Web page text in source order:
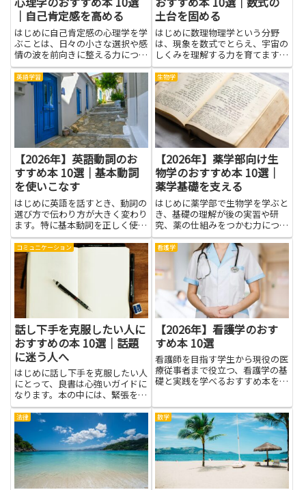
｜自己肯定感を高める
はじめに自己肯定感の心理学を学
ぶことは、日々の小さな選択や感
情の波を前向きに整える力につな
がります。自分の価値をどう感じ
るかという視点を理解すると、他
人と比較して揺れ動く心を落ち着
かせやすくなり、困難な場面でも
自分の軸を見失いにくくなりま
土台を固める
はじめに数理物理学という分野
は、現象を数式でとらえ、宇宙の
しくみを理解する力を育てます。
この記事では、数理物理学の考え
方を学ぶのに役立つ本を紹介しま
す。まず身につけたいのは、現象
を分解して基本的な法則を組み立
てる力です。数式の土台を固める
こ...
英語学習
【2026年】英語動詞のお
すすめ本 10選｜基本動詞
を使いこなす
はじめに英語を話すとき、動詞の
選び方で伝わり方が大きく変わり
ます。特に基本動詞を正しく使い
こなす力は、会話の土台になりま
す。この記事では、英語動詞の理
解を深め、日常の場面で役立つコ
ツをやさしく紹介します。まずは
身近な場面を想定して、動詞の
意...
生物学
【2026年】薬学部向け生
物学のおすすめ本 10選｜
薬学基礎を支える
はじめに薬学部で生物学を学ぶと
き、基礎の理解が後の実習や研
究、薬の仕組みをつかむ力につな
がります。ここで紹介する本は、
薬学部向け生物学の学習を支える
ために、難しくなりがちな分野を
やさしく読み解く入り口をそろえ
ています。生物の基本となる細胞
の...
コミュニケーション
話し下手を克服したい人に
おすすめの本 10選｜話題
に迷う人へ
はじめに話し下手を克服したい人
にとって、良書は心強いガイドに
なります。本の中には、緊張をや
わらげる考え方や、相手に伝わり
やすい言い回し、具体的な会話例
がまとまっており、独学でも着実
にスキルを磨けます。読むことで
自分の話し方の癖に気づき、話
題...
看護学
【2026年】看護学のおす
すめ本 10選
看護師を目指す学生から現役の医
療従事者まで役立つ、看護学の基
礎と実践を学べるおすすめ本を厳
法律 数学